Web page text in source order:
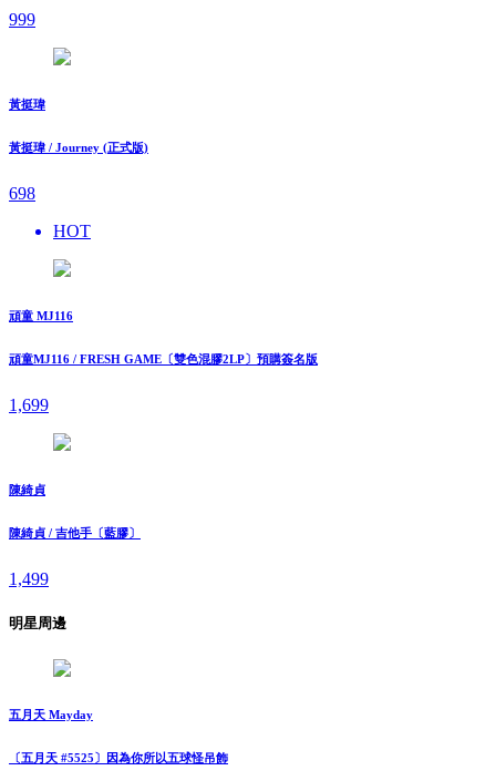
999
黃挺瑋
黃挺瑋 / Journey (正式版)
698
HOT
頑童 MJ116
頑童MJ116 / FRESH GAME〔雙色混膠2LP〕預購簽名版
1,699
陳綺貞
陳綺貞 / 吉他手〔藍膠〕
1,499
明星周邊
五月天 Mayday
〔五月天 #5525〕因為你所以五球怪吊飾